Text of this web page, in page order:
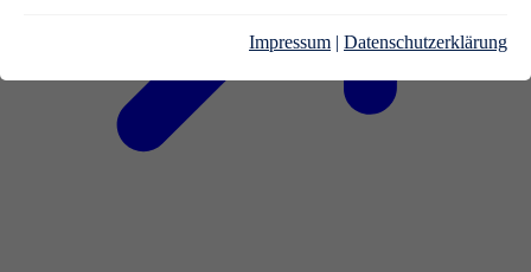
Impressum | Datenschutzerklärung